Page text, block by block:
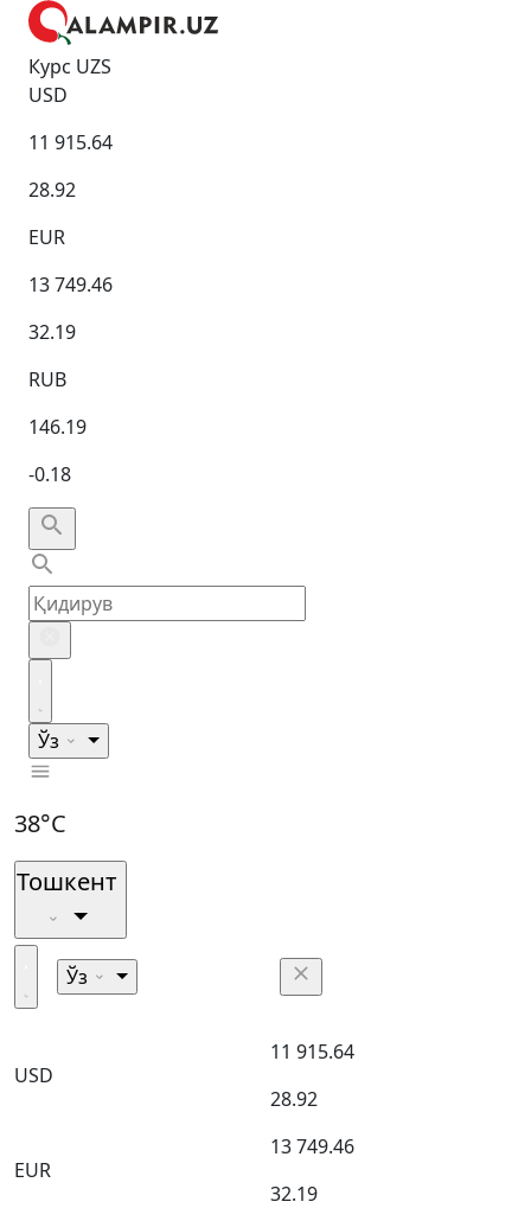
Курс UZS
USD
11 915.64
28.92
EUR
13 749.46
32.19
RUB
146.19
-0.18
Ўз
38°C
Тошкент
Ўз
USD
11 915.64
28.92
EUR
13 749.46
32.19